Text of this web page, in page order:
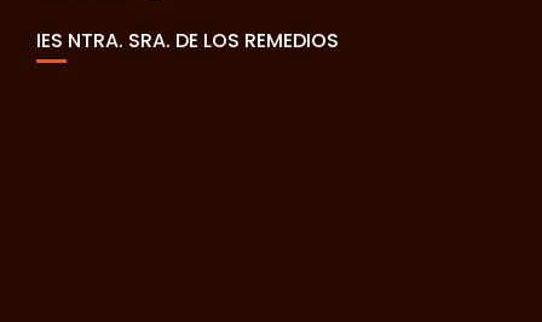
IES NTRA. SRA. DE LOS REMEDIOS